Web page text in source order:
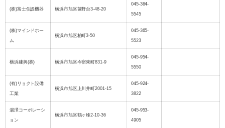
(株)富士住設機器 横浜市旭区笹野台3-48-20
045-364-
5545
(株)マインドホー
ム
横浜市旭区柏町3-50
045-365-
5523
横浜建興(株) 横浜市旭区今宿東町831-9
045-954-
5550
(有)リョクト設備
工業
横浜市旭区上川井町2001-15
045-924-
3822
湯澤コーポレーシ
ョン
横浜市旭区鶴ヶ峰2-10-36
045-953-
4905